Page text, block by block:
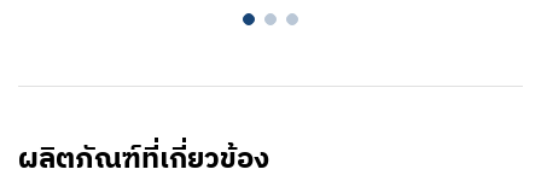
ผลิตภัณฑ์ที่เกี่ยวข้อง